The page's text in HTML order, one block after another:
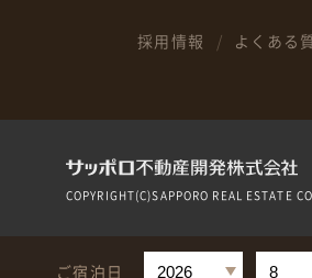
ご宿泊日
採用情報 よくある
COPYRIGHT(C)SAPPORO REAL ESTATE